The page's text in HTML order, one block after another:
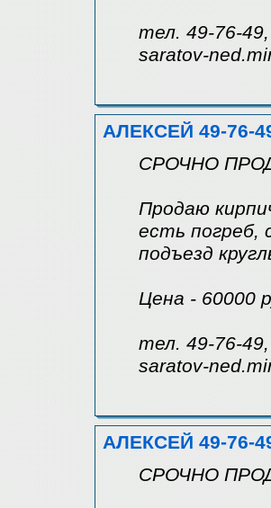
тел. 49-76-
saratov-
АЛЕКСЕЙ 49-76-
СРОЧНО
Продаю
есть погреб,
подъезд
Цена - 60000
тел. 49-76-
saratov-
АЛЕКСЕЙ 49-76-
СРОЧНО